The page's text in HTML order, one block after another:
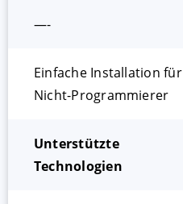
—-
Einfache Installation für
Nicht-Programmierer
Unterstützte
Technologien